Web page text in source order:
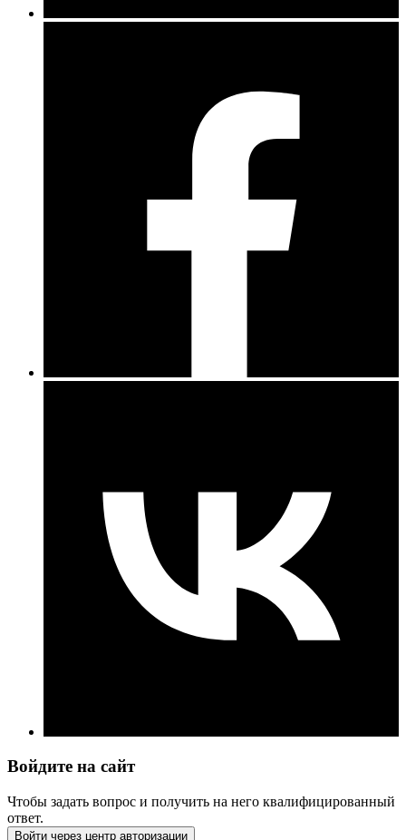
Войдите на сайт
Чтобы задать вопрос и получить на него квалифицированный
ответ.
Войти через центр авторизации